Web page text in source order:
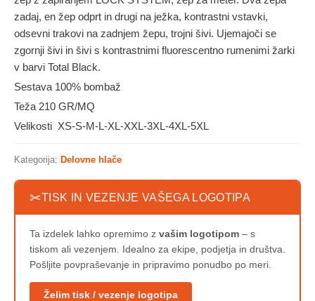
zadaj, en žep odprt in drugi na ježka, kontrastni vstavki,
odsevni trakovi na zadnjem žepu, trojni šivi. Ujemajoči se
zgornji šivi in šivi s kontrastnimi fluorescentno rumenimi žarki
v barvi Total Black.
Sestava 100% bombaž
Teža 210 GR/MQ
Velikosti XS-S-M-L-XL-XXL-3XL-4XL-5XL
Kategorija: Delovne hlače
✂TISK IN VEZENJE VAŠEGA LOGOTIPA
Ta izdelek lahko opremimo z vašim logotipom – s
tiskom ali vezenjem. Idealno za ekipe, podjetja in društva.
Pošljite povpraševanje in pripravimo ponudbo po meri.
Želim tisk / vezenje logotipa